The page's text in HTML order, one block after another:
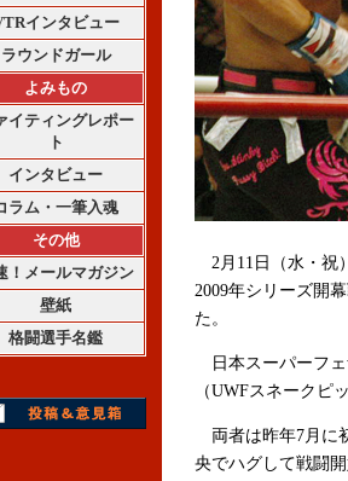
インタビュー
ラウンドガール
よみもの
イティングレポー
ト
インタビュー
ラム・一筆入魂
その他
！メールマガジン
壁紙
格闘選手名鑑
2月11日（水・祝
2009年シリーズ開
た。
日本スーパーフェ
（UWFスネークピ
両者は昨年7月に
央でハグして戦闘